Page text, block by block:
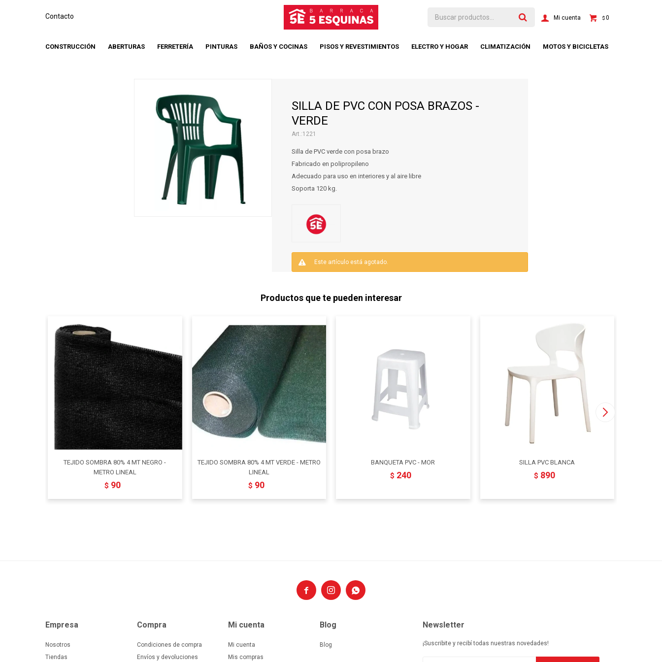
CONSTRUCCIÓN ABERTURAS FERRETERÍA PINTURAS BAÑOS Y COCINAS PISOS Y REVESTIMIENTOS ELECTRO Y HOGAR CLIMATIZACIÓN MOTOS Y BICICLETAS
$0
Contacto
SILLA DE PVC CON POSA BRAZOS -
VERDE
1221
Silla de PVC verde con posa brazo
Fabricado en polipropileno
Adecuado para uso en interiores y al aire libre
Soporta 120 kg.
Este artículo está agotado.
Productos que te pueden interesar
TEJIDO SOMBRA 80% 4 MT NEGRO -
METRO LINEAL
$ 90
TEJIDO SOMBRA 80% 4 MT VERDE - METRO
LINEAL
$ 90
BANQUETA PVC - MOR
$ 240
SILLA PVC BLANCA
$ 890
  
Empresa
Nosotros
Tiendas
Compra
Condiciones de compra
Envíos y devoluciones
Mi cuenta
Mi cuenta
Mis compras
Blog
Blog
Newsletter
¡Suscribite y recibí todas nuestras novedades!